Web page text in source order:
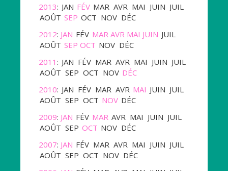
2013: JAN FÉV MAR AVR MAI JUIN JUIL
AOÛT SEP OCT NOV DÉC
2012: JAN FÉV MAR AVR MAI JUIN JUIL
AOÛT SEP OCT NOV DÉC
2011 : JAN FÉV MAR AVR MAI JUIN JUIL
AOÛT SEP OCT NOV DÉC
2010: JAN FÉV MAR AVR MAI JUIN JUIL
AOÛT SEP OCT NOV DÉC
2009: JAN FÉV MAR AVR MAI JUIN JUIL
AOÛT SEP OCT NOV DÉC
2007: JAN FÉV MAR AVR MAI JUIN JUIL
AOÛT SEP OCT NOV DÉC